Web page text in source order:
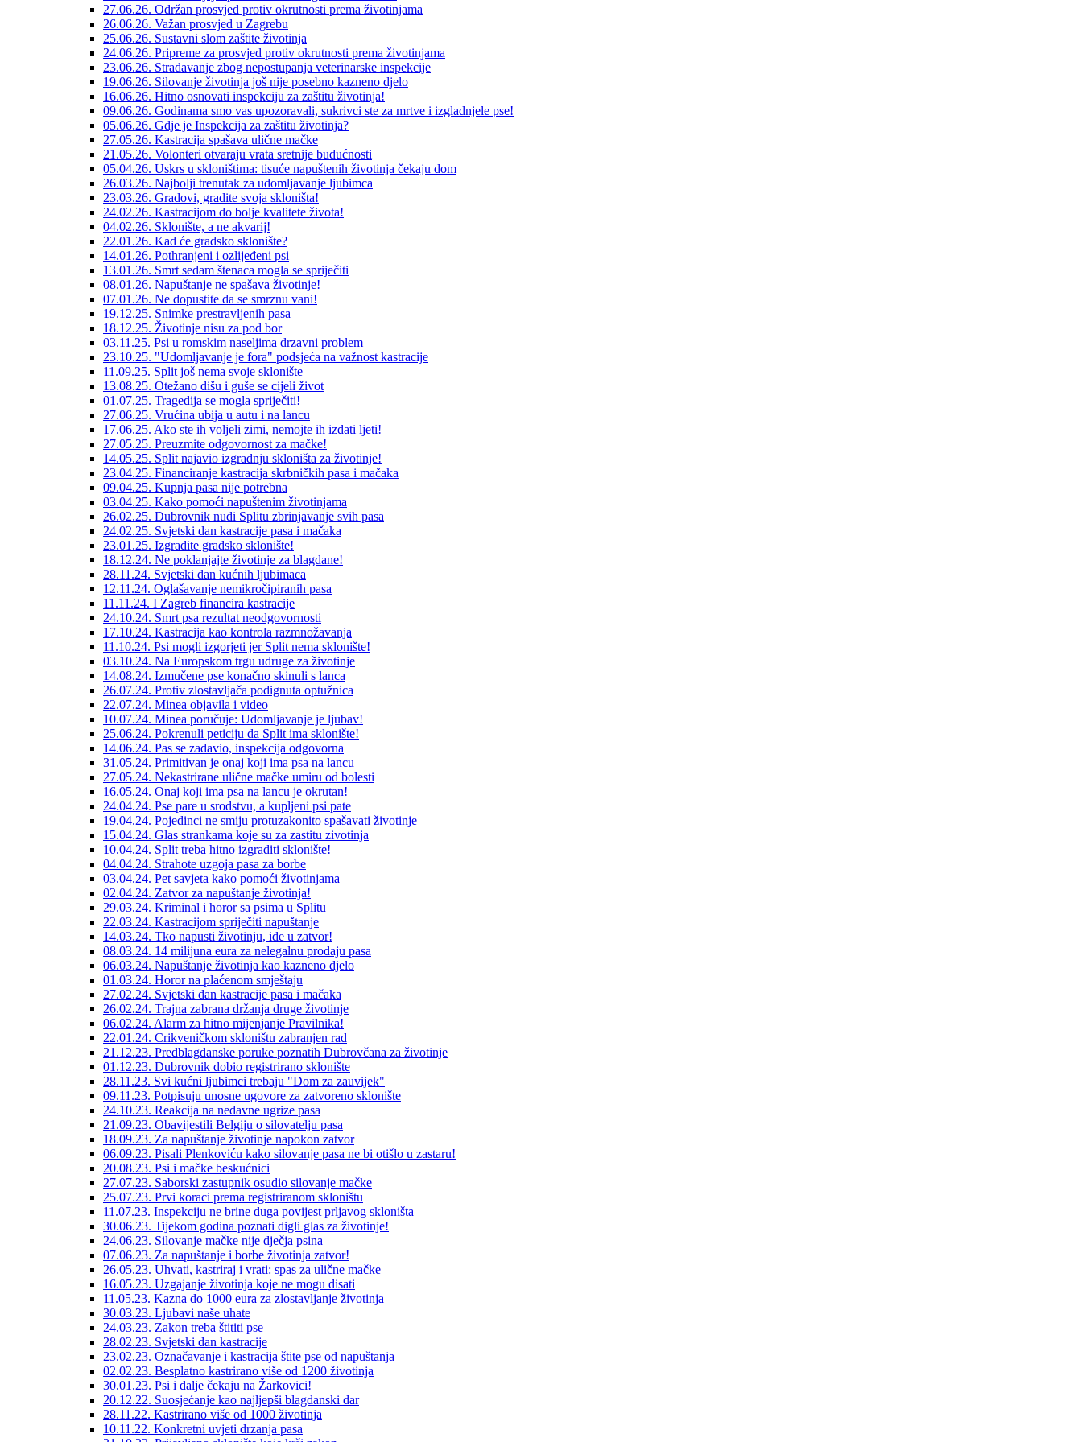
27.06.26. Održan prosvjed protiv okrutnosti prema životinjama
26.06.26. Važan prosvjed u Zagrebu
25.06.26. Sustavni slom zaštite životinja
24.06.26. Pripreme za prosvjed protiv okrutnosti prema životinjama
23.06.26. Stradavanje zbog nepostupanja veterinarske inspekcije
19.06.26. Silovanje životinja još nije posebno kazneno djelo
16.06.26. Hitno osnovati inspekciju za zaštitu životinja!
09.06.26. Godinama smo vas upozoravali, sukrivci ste za mrtve i izgladnjele pse!
05.06.26. Gdje je Inspekcija za zaštitu životinja?
27.05.26. Kastracija spašava ulične mačke
21.05.26. Volonteri otvaraju vrata sretnije budućnosti
05.04.26. Uskrs u skloništima: tisuće napuštenih životinja čekaju dom
26.03.26. Najbolji trenutak za udomljavanje ljubimca
23.03.26. Gradovi, gradite svoja skloništa!
24.02.26. Kastracijom do bolje kvalitete života!
04.02.26. Sklonište, a ne akvarij!
22.01.26. Kad će gradsko sklonište?
14.01.26. Pothranjeni i ozlijeđeni psi
13.01.26. Smrt sedam štenaca mogla se spriječiti
08.01.26. Napuštanje ne spašava životinje!
07.01.26. Ne dopustite da se smrznu vani!
19.12.25. Snimke prestravljenih pasa
18.12.25. Životinje nisu za pod bor
03.11.25. Psi u romskim naseljima drzavni problem
23.10.25. "Udomljavanje je fora" podsjeća na važnost kastracije
11.09.25. Split još nema svoje sklonište
13.08.25. Otežano dišu i guše se cijeli život
01.07.25. Tragedija se mogla spriječiti!
27.06.25. Vrućina ubija u autu i na lancu
17.06.25. Ako ste ih voljeli zimi, nemojte ih izdati ljeti!
27.05.25. Preuzmite odgovornost za mačke!
14.05.25. Split najavio izgradnju skloništa za životinje!
23.04.25. Financiranje kastracija skrbničkih pasa i mačaka
09.04.25. Kupnja pasa nije potrebna
03.04.25. Kako pomoći napuštenim životinjama
26.02.25. Dubrovnik nudi Splitu zbrinjavanje svih pasa
24.02.25. Svjetski dan kastracije pasa i mačaka
23.01.25. Izgradite gradsko sklonište!
18.12.24. Ne poklanjajte životinje za blagdane!
28.11.24. Svjetski dan kućnih ljubimaca
12.11.24. Oglašavanje nemikročipiranih pasa
11.11.24. I Zagreb financira kastracije
24.10.24. Smrt psa rezultat neodgovornosti
17.10.24. Kastracija kao kontrola razmnožavanja
11.10.24. Psi mogli izgorjeti jer Split nema sklonište!
03.10.24. Na Europskom trgu udruge za životinje
14.08.24. Izmučene pse konačno skinuli s lanca
26.07.24. Protiv zlostavljača podignuta optužnica
22.07.24. Minea objavila i video
10.07.24. Minea poručuje: Udomljavanje je ljubav!
25.06.24. Pokrenuli peticiju da Split ima sklonište!
14.06.24. Pas se zadavio, inspekcija odgovorna
31.05.24. Primitivan je onaj koji ima psa na lancu
27.05.24. Nekastrirane ulične mačke umiru od bolesti
16.05.24. Onaj koji ima psa na lancu je okrutan!
24.04.24. Pse pare u srodstvu, a kupljeni psi pate
19.04.24. Pojedinci ne smiju protuzakonito spašavati životinje
15.04.24. Glas strankama koje su za zastitu zivotinja
10.04.24. Split treba hitno izgraditi sklonište!
04.04.24. Strahote uzgoja pasa za borbe
03.04.24. Pet savjeta kako pomoći životinjama
02.04.24. Zatvor za napuštanje životinja!
29.03.24. Kriminal i horor sa psima u Splitu
22.03.24. Kastracijom spriječiti napuštanje
14.03.24. Tko napusti životinju, ide u zatvor!
08.03.24. 14 milijuna eura za nelegalnu prodaju pasa
06.03.24. Napuštanje životinja kao kazneno djelo
01.03.24. Horor na plaćenom smještaju
27.02.24. Svjetski dan kastracije pasa i mačaka
26.02.24. Trajna zabrana držanja druge životinje
06.02.24. Alarm za hitno mijenjanje Pravilnika!
22.01.24. Crikveničkom skloništu zabranjen rad
21.12.23. Predblagdanske poruke poznatih Dubrovčana za životinje
01.12.23. Dubrovnik dobio registrirano sklonište
28.11.23. Svi kućni ljubimci trebaju "Dom za zauvijek"
09.11.23. Potpisuju unosne ugovore za zatvoreno sklonište
24.10.23. Reakcija na nedavne ugrize pasa
21.09.23. Obavijestili Belgiju o silovatelju pasa
18.09.23. Za napuštanje životinje napokon zatvor
06.09.23. Pisali Plenkoviću kako silovanje pasa ne bi otišlo u zastaru!
20.08.23. Psi i mačke beskućnici
27.07.23. Saborski zastupnik osudio silovanje mačke
25.07.23. Prvi koraci prema registriranom skloništu
11.07.23. Inspekciju ne brine duga povijest prljavog skloništa
30.06.23. Tijekom godina poznati digli glas za životinje!
24.06.23. Silovanje mačke nije dječja psina
07.06.23. Za napuštanje i borbe životinja zatvor!
26.05.23. Uhvati, kastriraj i vrati: spas za ulične mačke
16.05.23. Uzgajanje životinja koje ne mogu disati
11.05.23. Kazna do 1000 eura za zlostavljanje životinja
30.03.23. Ljubavi naše uhate
24.03.23. Zakon treba štititi pse
28.02.23. Svjetski dan kastracije
23.02.23. Označavanje i kastracija štite pse od napuštanja
02.02.23. Besplatno kastrirano više od 1200 životinja
30.01.23. Psi i dalje čekaju na Žarkovici!
20.12.22. Suosjećanje kao najljepši blagdanski dar
28.11.22. Kastrirano više od 1000 životinja
10.11.22. Konkretni uvjeti drzanja pasa